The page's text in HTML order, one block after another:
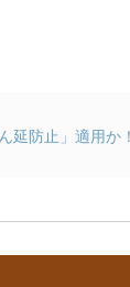
延防止」適用か！